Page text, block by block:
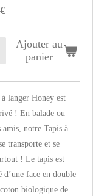
Ajouter au
panier
langer Honey est
! En balade ou
amis, notre Tapis à
transporte et se
! Le tapis est
d’une face en double
biologique de